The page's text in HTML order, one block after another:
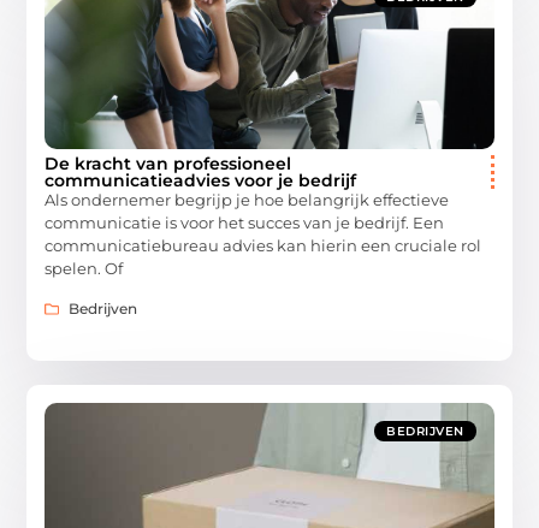
De kracht van professioneel
communicatieadvies voor je bedrijf
Als ondernemer begrijp je hoe belangrijk effectieve
communicatie is voor het succes van je bedrijf. Een
communicatiebureau advies kan hierin een cruciale rol
spelen. Of
Bedrijven
BEDRIJVEN